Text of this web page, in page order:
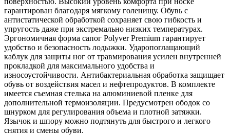
гарантирован благодаря мягкому голенищу. Обувь с
антистатической обработкой сохраняет свою гибкость и
упругость даже при экстремально низких температурах.
Эргономичная форма сапог PolyverPremium гарантирует
удобство и безопасность лодыжки. Ударопоглащающий
каблук для защиты ног от травмирования усилен внутренней
прокладкой для максимального удобства и
износоустойчивости. Антибактериальная обработка защищает
обувь от воздействия масел и нефтепродуктов. В комплекте
имеется съемная стелька на алюминиевой пленке для
дополнительной термоизоляции. Предусмотрен ободок со
шнурком для регулирования объема и плотной затяжки.
Язычок и шпору можно подтянуть для быстрого и легкого
снятия и смены обуви.